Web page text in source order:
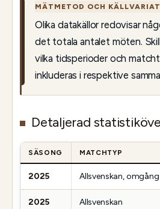
MÄTMETOD OCH
Olika datakällor redovisar
det totala antalet möten.
vilka tidsperioder och
inkluderas i respektive
Detaljerad
SÄSONG MATCHTYP
2025 Allsvenskan, omgång
2025 Allsvenskan